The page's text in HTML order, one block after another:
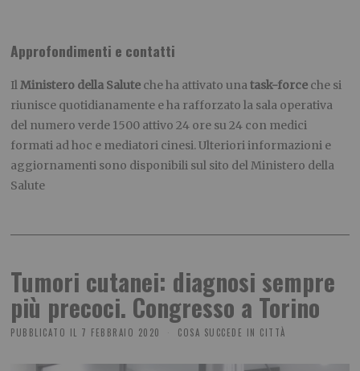
Approfondimenti e contatti
IlMinistero della Salute che ha attivato unatask-force che si
riunisce quotidianamente e ha rafforzato la sala operativa
del numero verde 1500 attivo 24 ore su 24 con medici
formati ad hoc e mediatori cinesi. Ulteriori informazioni e
aggiornamenti sono disponibili sul sito del Ministero della
Salute
Tumori cutanei: diagnosi sempre
più precoci. Congresso a Torino
PUBBLICATO IL 7 FEBBRAIO 2020 COSA SUCCEDE IN CITTÀ